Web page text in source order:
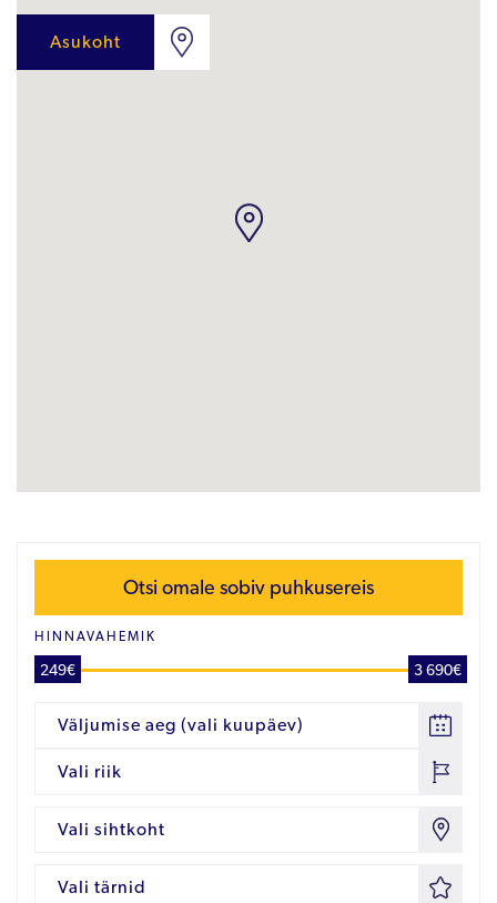
Asukoht
Otsi omale sobiv puhkusereis
HINNAVAHEMIK
249€ 3 690€
Väljumise aeg (vali kuupäev)
Vali riik
Vali sihtkoht
Vali tärnid